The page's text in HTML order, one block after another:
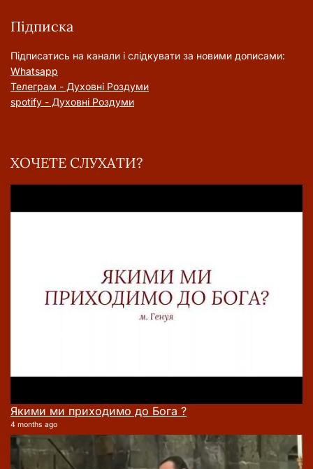
Підписка
Підписатись на канали і слідкувати за новими дописами:
Whatsapp
Телеграм - Духовні Роздуми
spotify - Духовні Роздуми
ХОЧЕТЕ СЛУХАТИ?
Якими ми приходимо до Бога ?
4 months ago